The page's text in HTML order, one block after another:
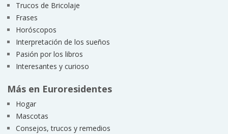
Trucos de Bricolaje
Frases
Horóscopos
Interpretación de los sueños
Pasión por los libros
Interesantes y curioso
Más en Euroresidentes
Hogar
Mascotas
Consejos, trucos y remedios